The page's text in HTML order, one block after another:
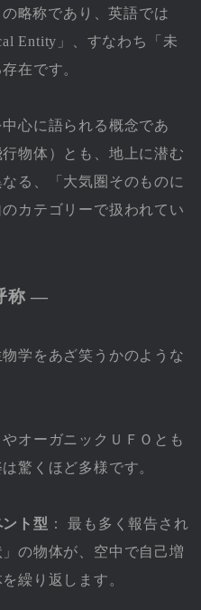
略称であり、英語では
Entity」、すなわち「未
在です。
心に語られる概念であ
物体）とも、地上に潜む
る、「大気圏そのものに
カテゴリーで扱われてい
称 ―
学をあざ笑うかのような
オーガニックＵＦＯとも
驚くほど多様です。
ト型 ： 最も多く報告され
の物体が、空中で自己増
繰り返します。